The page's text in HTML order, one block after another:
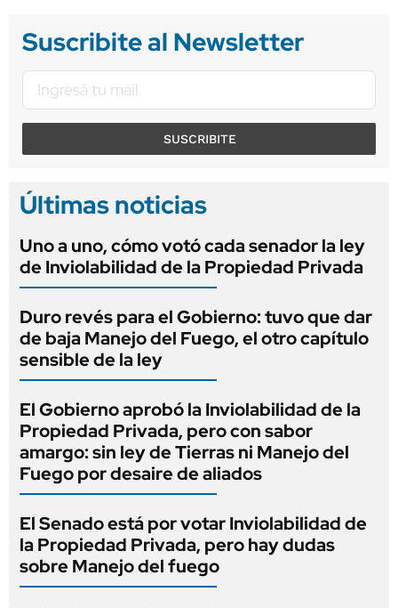
Suscribite al Newsletter
SUSCRIBITE
Últimas noticias
Uno a uno, cómo votó cada senador la ley
de Inviolabilidad de la Propiedad Privada
Duro revés para el Gobierno: tuvo que dar
de baja Manejo del Fuego, el otro capítulo
sensible de la ley
El Gobierno aprobó la Inviolabilidad de la
Propiedad Privada, pero con sabor
amargo: sin ley de Tierras ni Manejo del
Fuego por desaire de aliados
El Senado está por votar Inviolabilidad de
la Propiedad Privada, pero hay dudas
sobre Manejo del fuego